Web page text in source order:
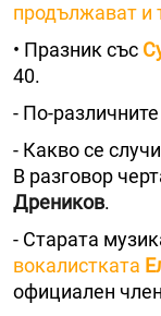
продължават и
• Празник със
40.
- По-
- Какво се
В разговор
Дреников.
- Старата
вокалистката
официален